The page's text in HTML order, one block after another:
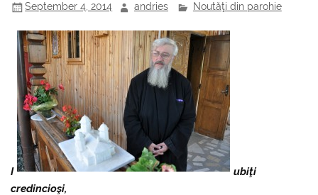
September 4, 2014 andries Noutăţi din parohie
I
ubiţi
credincioşi,